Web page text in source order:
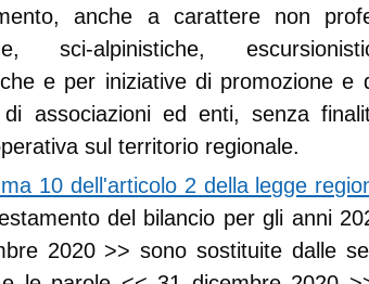
anche a carattere non
sci-alpinistiche,
e per iniziative di promozione e
associazioni ed enti, senza
sul territorio regionale.
10 dell'articolo 2 della legge
del bilancio per gli anni
2020>> sono sostituite dalle